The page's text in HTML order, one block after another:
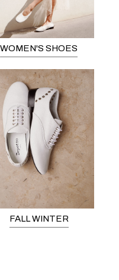
WOMEN'S SHOES
FALL WINTER